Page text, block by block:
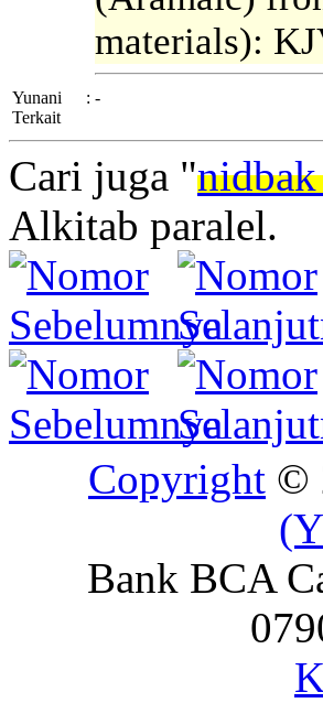
materials):
Yunani
Terkait
: -
Cari juga "
Alkitab paralel.
Copyright ©
Bank BCA